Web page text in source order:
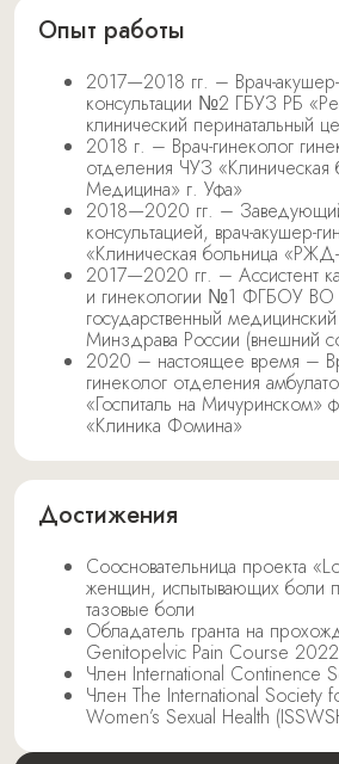
Опыт работы
2017—2018 гг. – Врач-
консультации №2 ГБУЗ РБ
клинический перинатальный
2018 г. – Врач-гинеколог
отделения ЧУЗ
Медицина» г. Уфа»
2018—2020 гг. –
консультацией, врач-акушер-
«Клиническая больница
2017—2020 гг. – Ассистент
и гинекологии №1 ФГБОУ ВО
государственный
Минздрава России (внешний
2020 – настоящее время –
гинеколог отделения
«Госпиталь на Мичуринском»
«Клиника Фомина»
Достижения
Соосновательница проекта
женщин, испытывающих боли
тазовые боли
Обладатель гранта на
Genitopelvic Pain Course
Член International Continence
Член The International Society
Women’s Sexual Health